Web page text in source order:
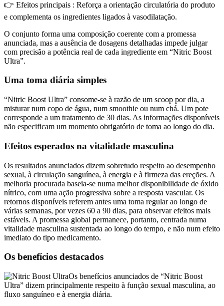
e complementa os ingredientes ligados à vasodilatação.
anunciada, mas a ausência de dosagens detalhadas impede julgar
com precisão a potência real de cada ingrediente em “Nitric Boost
Ultra”.
misturar num copo de água, num smoothie ou num chá. Um pote
corresponde a um tratamento de 30 dias. As informações disponíveis
não especificam um momento obrigatório de toma ao longo do dia.
sexual, à circulação sanguínea, à energia e à firmeza das ereções. A
melhoria procurada baseia-se numa melhor disponibilidade de óxido
nítrico, com uma ação progressiva sobre a resposta vascular. Os
retornos disponíveis referem antes uma toma regular ao longo de
várias semanas, por vezes 60 a 90 dias, para observar efeitos mais
estáveis. A promessa global permanece, portanto, centrada numa
vitalidade masculina sustentada ao longo do tempo, e não num efeito
imediato do tipo medicamento.
Ultra” dizem principalmente respeito à função sexual masculina, ao
fluxo sanguíneo e à energia diária.